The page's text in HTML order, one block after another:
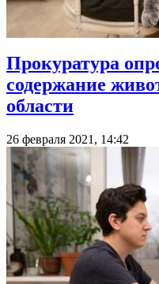
Прокуратура
содержание
области
26 февраля 2021, 14:42